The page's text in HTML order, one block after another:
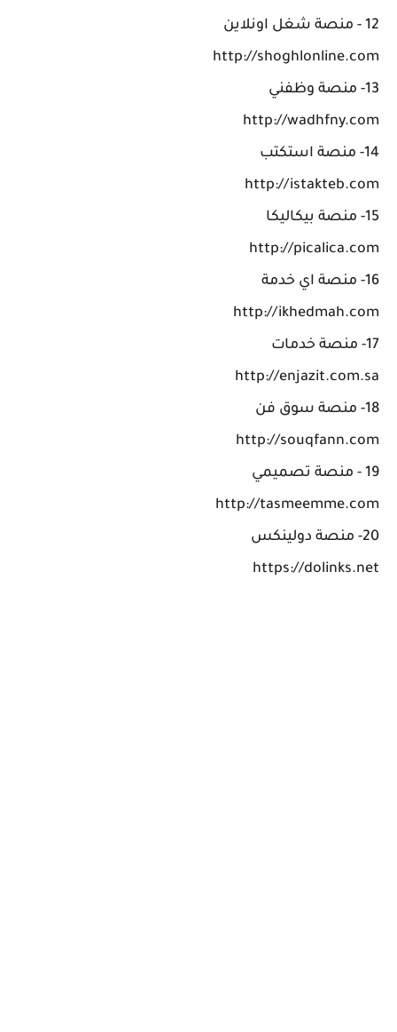
12 - منصة شغل اونلاين
http://shoghlonline.com
13- منصة وظفني
http://wadhfny.com
14- منصة استكتب
http://istakteb.com
15- منصة بيكاليكا
http://picalica.com
16- منصة اي خدمة
http://ikhedmah.com
17- منصة خدمات
http://enjazit.com.sa
18- منصة سوق فن
http://souqfann.com
19 - منصة تصميمي
http://tasmeemme.com
20- منصة دولينكس
https://dolinks.net